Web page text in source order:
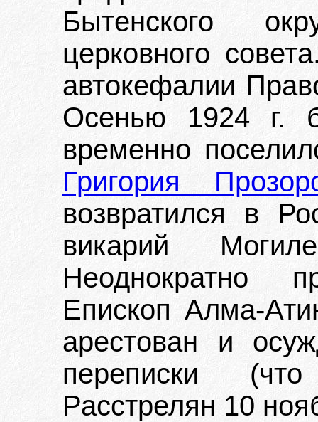
Бытенского
церковного
автокефалии
Осенью 1924 г.
временно
Григория
возвратился в
викарий
Неоднократно
Епископ Алма-
арестован и
переписки
Расстрелян 10